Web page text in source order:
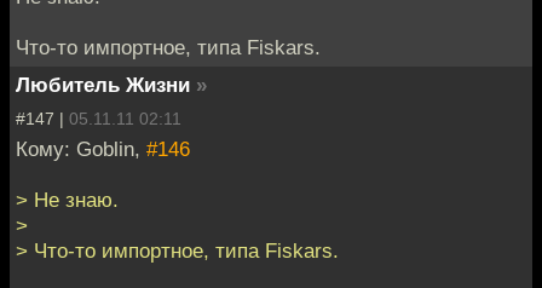
Что-то импортное, типа Fiskars.
Любитель Жизни »
#147 | 05.11.11 02:11
Кому: Goblin, #146
> Не знаю.
>
> Что-то импортное, типа Fiskars.